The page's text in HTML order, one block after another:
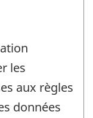
les
aux règles
données